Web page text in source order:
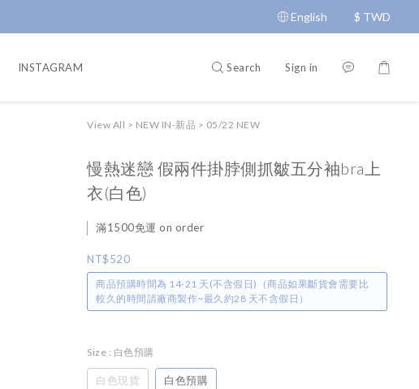
English $ TWD
INSTAGRAM Delivery Policy Terms and
Search Sign in
View All > NEW IN-新品 > 05/22 NEW
慢熱迷戀 假兩件掛脖側抓皺五分袖bra上
衣(白色)
滿1500免運 on order
NT$520
商品預購時間為 14-21 天(不含假日)（商品如果斷貨會需要比
較久的時間請廠商製作~最久約28 天不含假日）
Size : 白色預購
白色現貨 白色預購